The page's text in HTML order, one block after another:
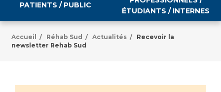
PATIENTS / PUBLIC
ÉTUDIANTS / INTERNES
Accueil / Réhab Sud / Actualités /
Recevoir la
newsletter Rehab Sud